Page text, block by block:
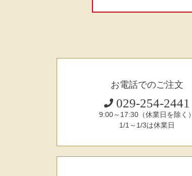
お電話でのご注文
029-254-2441
9:00～17:30（休業日を除く）
1/1～1/3は休業日